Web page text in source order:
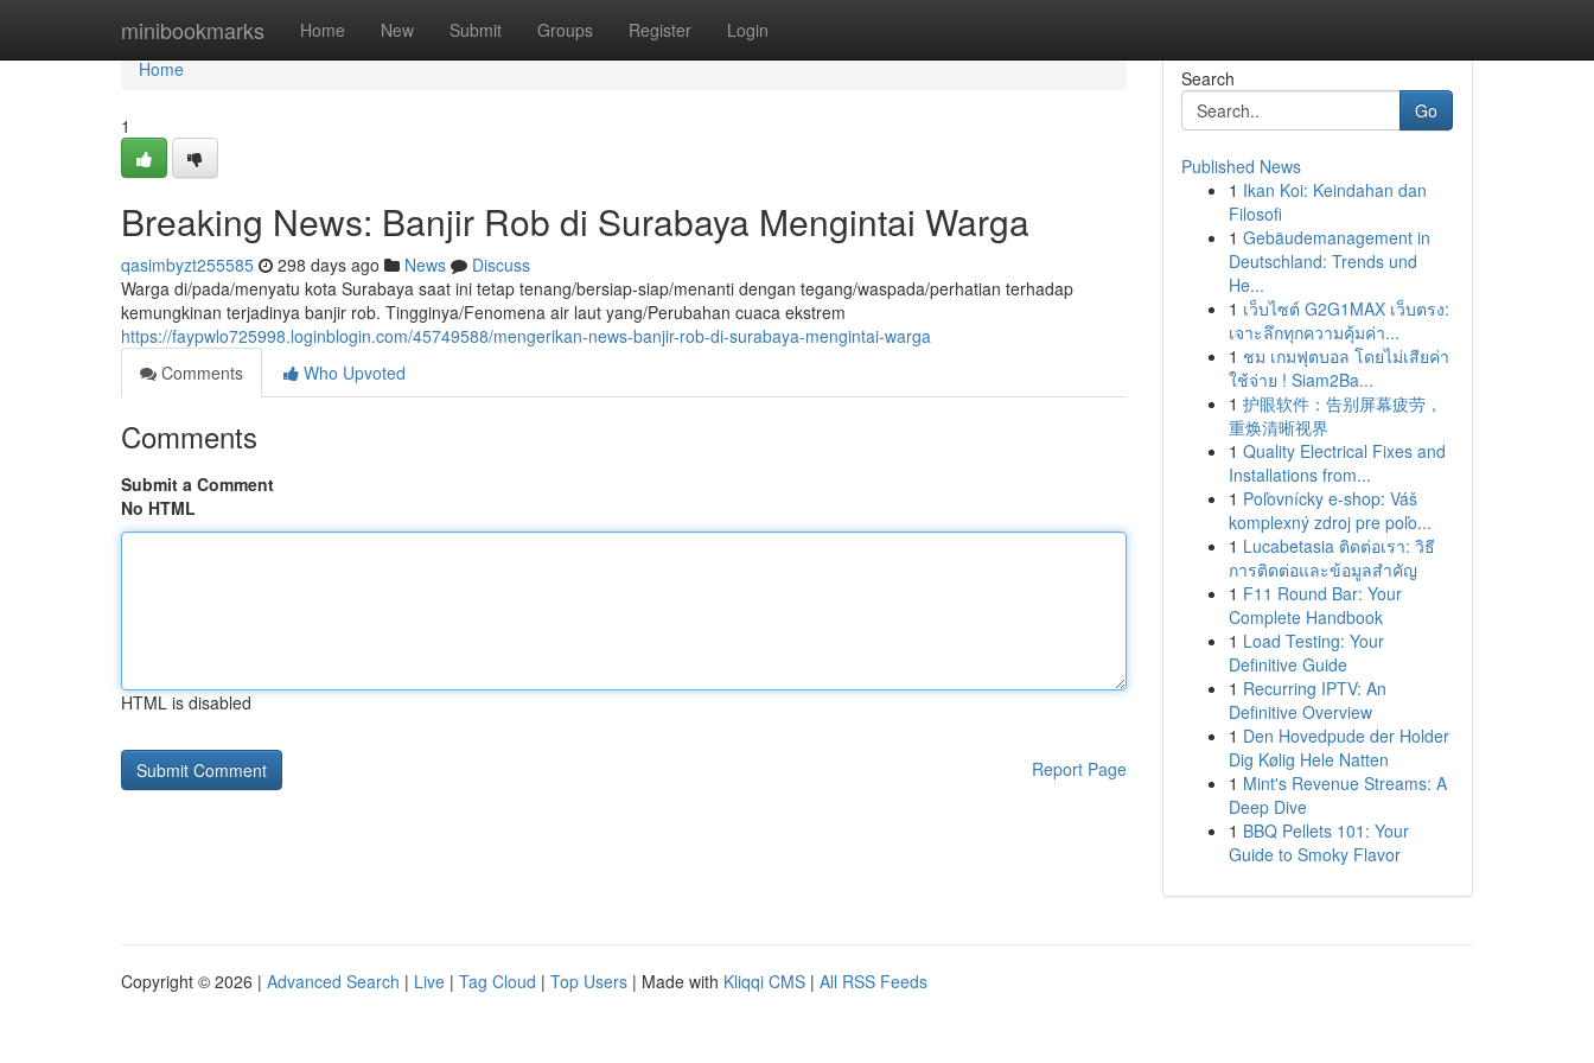
minibookmarks Home New Submit Groups Register Login
Home
Home
1
Breaking News: Banjir Rob di Surabaya Mengintai Warga
qasimbyzt255585 298 days ago News
Discuss
Warga di/pada/menyatu kota Surabaya saat ini tetap tenang/bersiap-siap/menanti dengan tegang/waspada/perhatian terhadap
kemungkinan terjadinya banjir rob. Tingginya/Fenomena air laut yang/Perubahan cuaca ekstrem
https://faypwlo725998.loginblogin.com/45749588/mengerikan-news-banjir-rob-di-surabaya-mengintai-warga
Comments
Who Upvoted
Comments
Submit a Comment
No HTML
HTML is disabled
Report Page
Search
Go
Published News
1 Ikan Koi: Keindahan dan
Filosofi
1 Gebäudemanagement in
Deutschland: Trends und
He...
1 เว็บไซต์ G2G1MAX เว็บตรง:
เจาะลึกทุกความคุ้มค่า...
1 ชม เกมฟุตบอล โดยไม่เสียค่า
ใช้จ่าย ! Siam2Ba...
1 护眼软件：告别屏幕疲劳，
重焕清晰视界
1 Quality Electrical Fixes and
Installations from...
1 Poľovnícky e-shop: Váš
komplexný zdroj pre poľo...
1 Lucabetasia ติดต่อเรา: วิธี
การติดต่อและข้อมูลสำคัญ
1 F11 Round Bar: Your
Complete Handbook
1 Load Testing: Your
Definitive Guide
1 Recurring IPTV: An
Definitive Overview
1 Den Hovedpude der Holder
Dig Kølig Hele Natten
1 Mint's Revenue Streams: A
Deep Dive
1 BBQ Pellets 101: Your
Guide to Smoky Flavor
Copyright © 2026 | Advanced Search | Live | Tag Cloud | Top Users | Made with Kliqqi CMS | All RSS Feeds